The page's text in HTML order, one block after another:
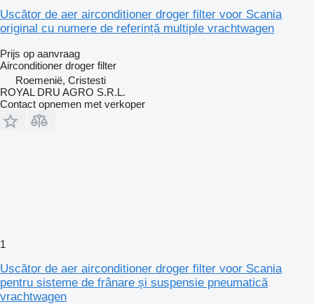
Uscător de aer airconditioner droger filter voor Scania
original cu numere de referință multiple vrachtwagen
Prijs op aanvraag
Airconditioner droger filter
Roemenië, Cristesti
ROYAL DRU AGRO S.R.L.
Contact opnemen met verkoper
1
Uscător de aer airconditioner droger filter voor Scania
pentru sisteme de frânare și suspensie pneumatică
vrachtwagen